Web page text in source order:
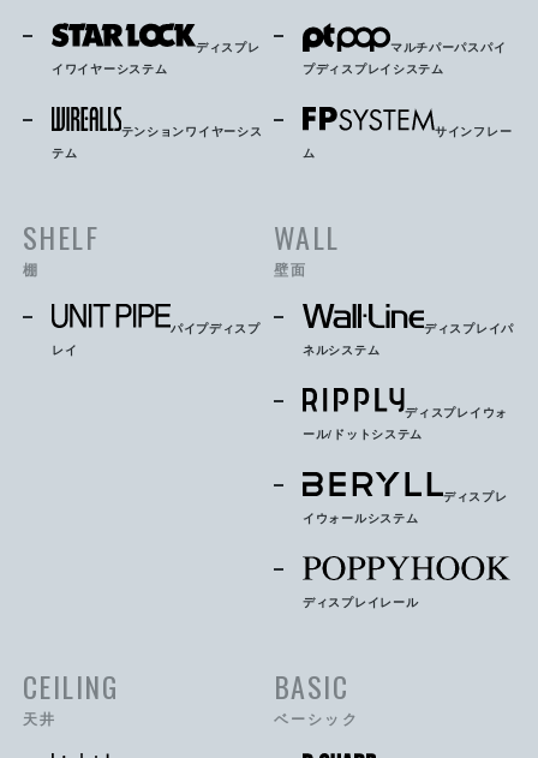
ディスプレ
イワイヤーシステム
テンションワイヤーシス
テム
マルチパーパスパイ
プディスプレイシステム
サインフレー
ム
SHELF
棚
パイプディスプ
レイ
WALL
壁面
ディスプレイパ
ネルシステム
ディスプレイウォ
ール/ドットシステム
ディスプレ
イウォールシステム
ディスプレイレール
CEILING
天井
BASIC
ベーシック